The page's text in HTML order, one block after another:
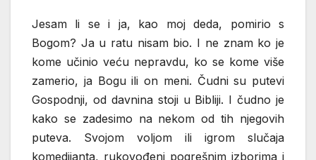
Jesam li se i ja, kao moj deda, pomirio s
Bogom? Ja u ratu nisam bio. I ne znam ko je
kome učinio veću nepravdu, ko se kome više
zamerio, ja Bogu ili on meni. Čudni su putevi
Gospodnji, od davnina stoji u Bibliji. I čudno je
kako se zadesimo na nekom od tih njegovih
puteva. Svojom voljom ili igrom slučaja
komedijanta, rukovođeni pogrešnim izborima i